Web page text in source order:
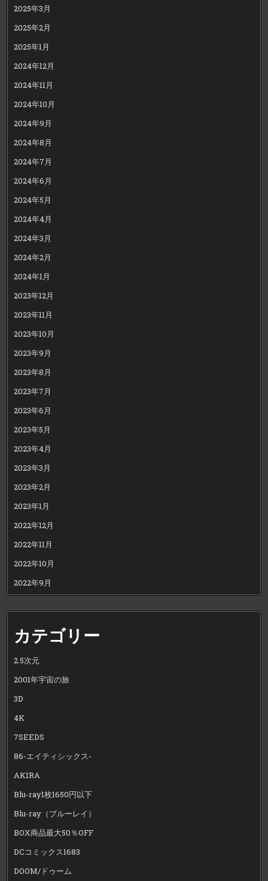
2025年3月
2025年2月
2025年1月
2024年12月
2024年11月
2024年10月
2024年9月
2024年8月
2024年7月
2024年6月
2024年5月
2024年4月
2024年3月
2024年2月
2024年1月
2023年12月
2023年11月
2023年10月
2023年9月
2023年8月
2023年7月
2023年6月
2023年5月
2023年4月
2023年3月
2023年2月
2023年1月
2022年12月
2022年11月
2022年10月
2022年9月
カテゴリー
2.5次元
2001年宇宙の旅
3D
4K
7SEEDS
86-エイティシックス-
AKIRA
Blu-ray1枚1650円以下
Blu-ray（ブルーレイ）
BOX商品最大50％OFF
DCコミックス1683
DOOM/ドゥーム